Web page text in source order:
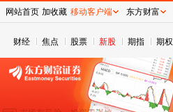
财经 焦点 股票 新股 期指 期权
网站首页 加收藏 移动客户端 东方财富